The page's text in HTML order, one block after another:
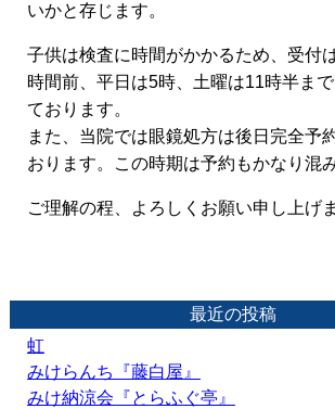
いかと存じます。
子供は検査に時間がかかるため、受付
時間前、平日は5時、土曜は11時半ま
ております。
また、当院では眼鏡処方は後日完全予
おります。この時期は予約もかなり混
ご理解の程、よろしくお願い申し上げま
最近の投稿
虹
みけらんち『藤白屋』
みけ納涼会『とらふぐ亭』